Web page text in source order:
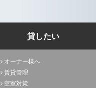
貸したい
オーナー様へ
賃貸管理
空室対策